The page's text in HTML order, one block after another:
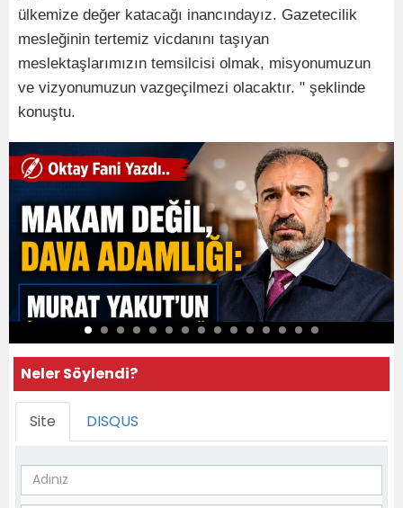
ülkemize değer katacağı inancındayız. Gazetecilik
mesleğinin tertemiz vicdanını taşıyan
meslektaşlarımızın temsilcisi olmak, misyonumuzun
ve vizyonumuzun vazgeçilmezi olacaktır. " şeklinde
konuştu.
Neler Söylendi?
Site DISQUS